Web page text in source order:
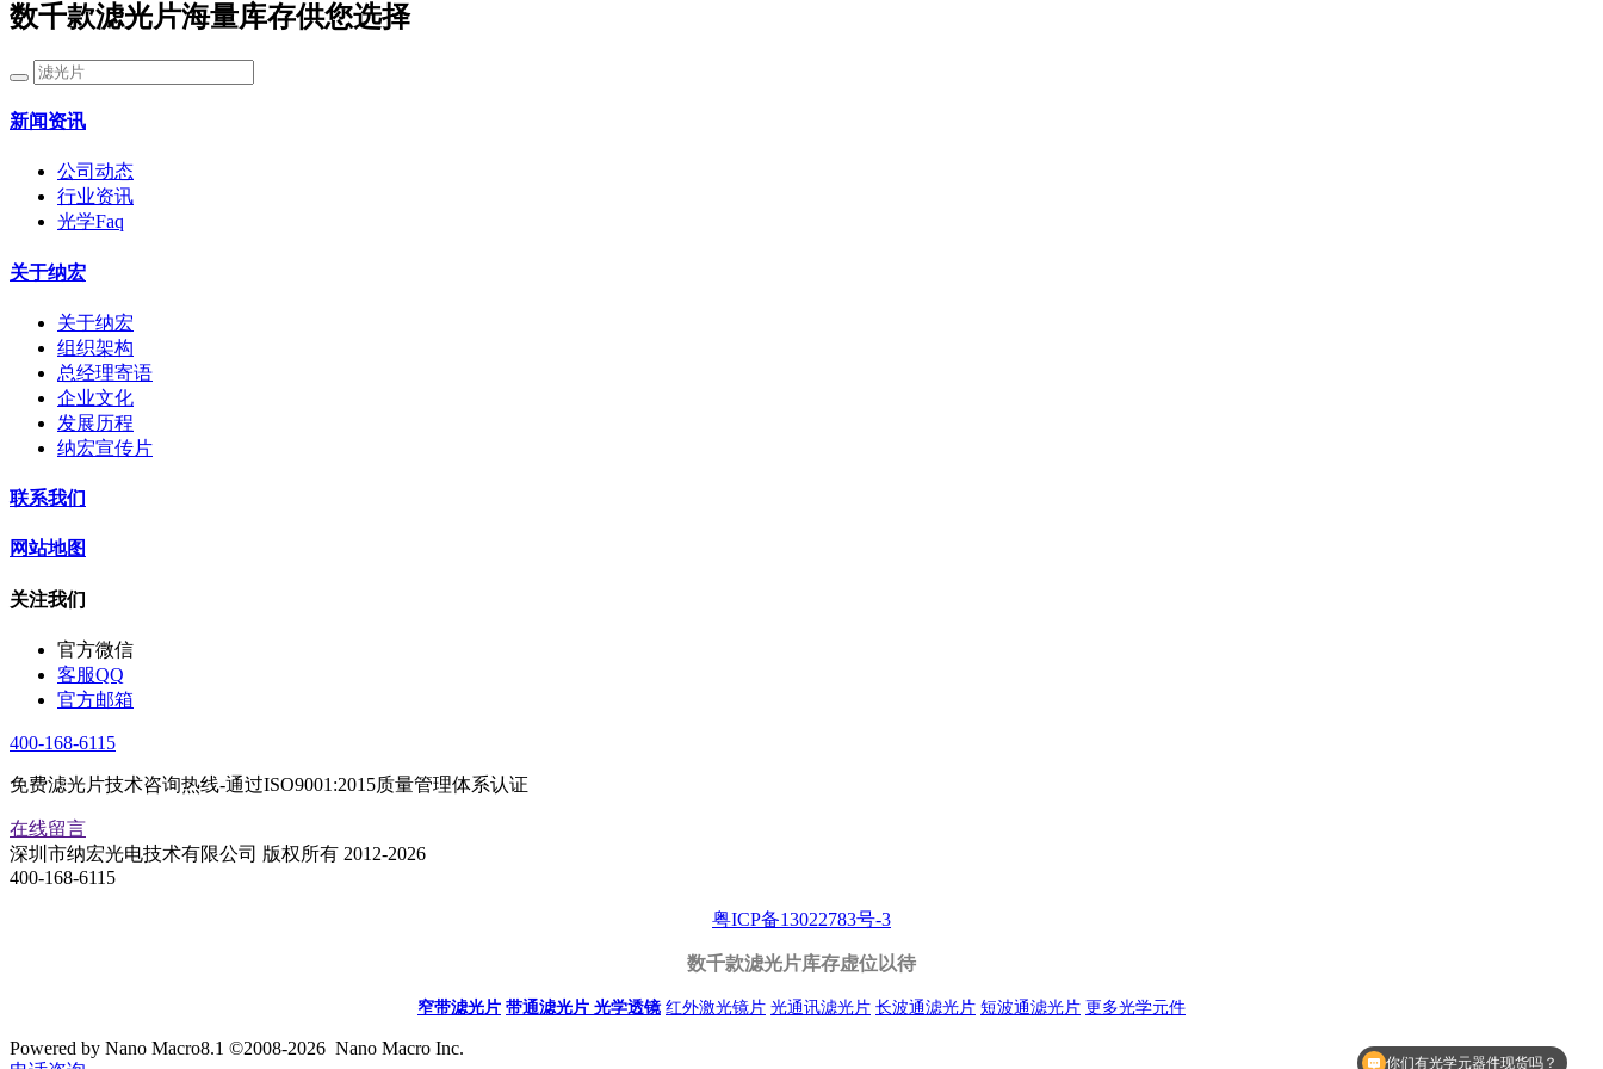
数千款滤光片海量库存供您选择
新闻资讯
公司动态
行业资讯
光学Faq
关于纳宏
关于纳宏
组织架构
总经理寄语
企业文化
发展历程
纳宏宣传片
联系我们
网站地图
关注我们
官方微信
客服QQ
官方邮箱
400-168-6115
免费滤光片技术咨询热线-通过ISO9001:2015质量管理体系认证
在线留言
深圳市纳宏光电技术有限公司 版权所有 2012-2026
400-168-6115
粤ICP备13022783号-3
数千款滤光片库存虚位以待
窄带滤光片 带通滤光片 光学透镜 红外激光镜片 光通讯滤光片 长波通滤光片 短波通滤光片 更多光学元件
Powered by Nano Macro8.1 ©2008-2026 Nano Macro Inc.
你们有光学元器件现货吗？